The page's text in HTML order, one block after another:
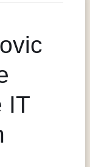
IT